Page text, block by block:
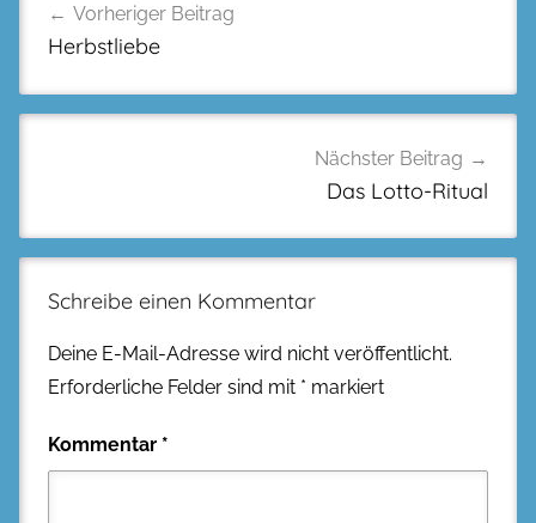
Vorheriger Beitrag
Herbstliebe
Nächster Beitrag
Das Lotto-Ritual
Schreibe einen Kommentar
Deine E-Mail-Adresse wird nicht veröffentlicht.
Erforderliche Felder sind mit * markiert
Kommentar *